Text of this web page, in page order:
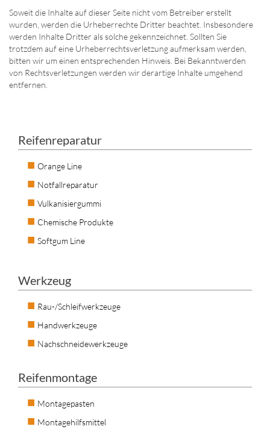
Soweit die Inhalte auf dieser Seite nicht vom Betreiber erstellt
wurden, werden die Urheberrechte Dritter beachtet. Insbesondere
werden Inhalte Dritter als solche gekennzeichnet. Sollten Sie
trotzdem auf eine Urheberrechtsverletzung aufmerksam werden,
bitten wir um einen entsprechenden Hinweis. Bei Bekanntwerden
von Rechtsverletzungen werden wir derartige Inhalte umgehend
entfernen.
Reifenreparatur
Orange Line
Notfallreparatur
Vulkanisiergummi
Chemische Produkte
Softgum Line
Werkzeug
Rau-/Schleifwerkzeuge
Handwerkzeuge
Nachschneidewerkzeuge
Reifenmontage
Montagepasten
Montagehilfsmittel